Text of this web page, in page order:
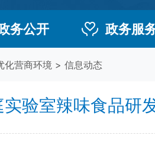
务公开 政务服
化营商环境 > 信息动态
实验室辣味食品研